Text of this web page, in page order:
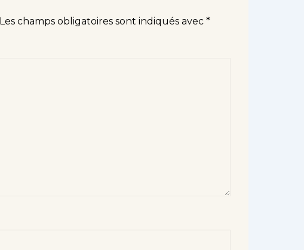
Les champs obligatoires sont indiqués avec *